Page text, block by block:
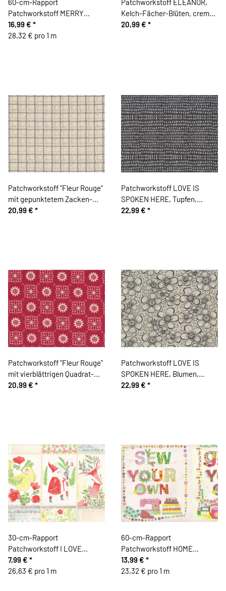
60-cm-Rapport
Patchworkstoff MERRY
STITCHES, kleine
Weihnachtsbilder, Cori
16,99 € *
28,32 € pro 1 m
Patchworkstoff ELEANOR,
Kelch-Fächer-Blüten, creme-
schwarz
20,99 € *
Patchworkstoff "Fleur Rouge"
mit gepunktetem Zacken-
Karo, dunkelblau-helles beige
20,99 € *
Patchworkstoff LOVE IS
SPOKEN HERE, Tupfen,
anthrazit, Cori Dantini
22,99 € *
Patchworkstoff "Fleur Rouge"
mit vierblättrigen Quadrat-
Blüten, stumpfes rot meliert
20,99 € *
Patchworkstoff LOVE IS
SPOKEN HERE, Blumen,
schwarz, Cori Dantini
22,99 € *
30-cm-Rapport
Patchworkstoff I LOVE
CHRISTMAS, Weihnachts-
Gesellen, Cori Dantini
7,99 € *
26,63 € pro 1 m
60-cm-Rapport
Patchworkstoff HOME
GROWN, große Bildfelder mit
verzierter Schrift, rosa-
13,99 € *
23,32 € pro 1 m